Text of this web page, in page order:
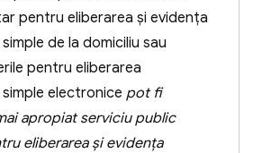
şi irevocabilă, al părintelui
autoritatea
unei hotărâri
definitivă şi
temeiul unei hotărâri
definitivă pentru
pentru eliberarea şi evidenţa
de la domiciliu sau
pentru eliberarea
electronice pot fi
apropiat serviciu public
eliberarea şi evidenţa